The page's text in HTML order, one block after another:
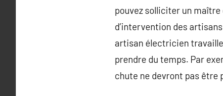
pouvez solliciter un maître
d’intervention des
artisan électricien
prendre du temps. Par
chute ne devront pas être